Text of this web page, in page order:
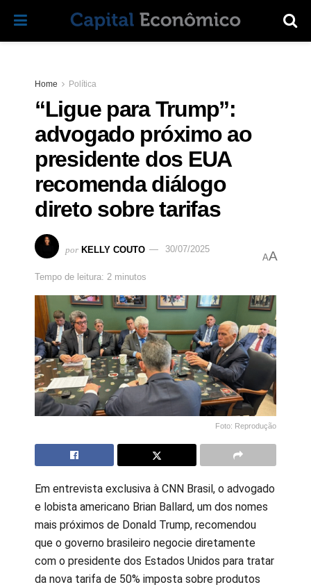
Home Política
“Ligue para Trump”:
advogado próximo ao
presidente dos EUA
recomenda diálogo
direto sobre tarifas
por KELLY COUTO 30/07/2025
Tempo de leitura: 2 minutos
AA
Foto: Reprodução
Em entrevista exclusiva à CNN Brasil, o advogado
e lobista americano Brian Ballard, um dos nomes
mais próximos de Donald Trump, recomendou
que o governo brasileiro negocie diretamente
com o presidente dos Estados Unidos para tratar
da nova tarifa de 50% imposta sobre produtos